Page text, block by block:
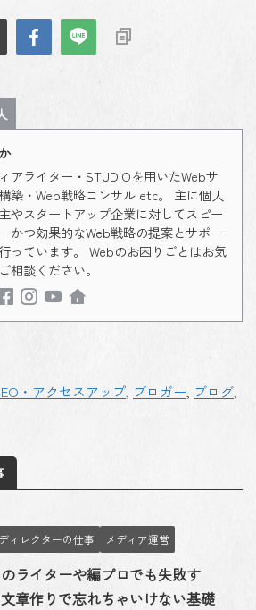
アライター・STUDIOを用いたWebサ
築・Web戦略コンサル etc。 主に個人
やスタートアップ企業に対してスピー
かつ効果的なWeb戦略の提案とサポー
っています。 Webのお困りごとはお気
相談ください。
・アクセスアップ ブロガー ブログ
ィレクターの仕事 メディア運営
ライターや編プロでも失敗す
章作りで忘れちゃいけない基礎